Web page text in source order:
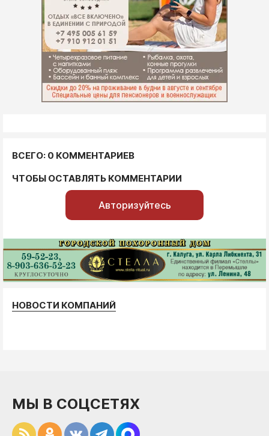
ВСЕГО: 0 КОММЕНТАРИЕВ
ЧТОБЫ ОСТАВЛЯТЬ КОММЕНТАРИИ
Авторизуйтесь
НОВОСТИ КОМПАНИЙ
МЫ В СОЦСЕТЯХ